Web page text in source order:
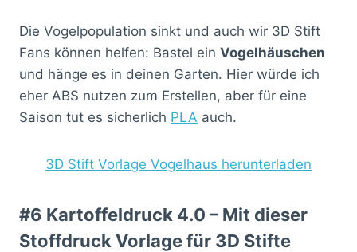
Die Vogelpopulation sinkt und auch wir 3D Stift
Fans können helfen: Bastel ein Vogelhäuschen
und hänge es in deinen Garten. Hier würde ich
eher ABS nutzen zum Erstellen, aber für eine
Saison tut es sicherlich PLA auch.
3D Stift Vorlage Vogelhaus herunterladen
#6 Kartoffeldruck 4.0 – Mit dieser
Stoffdruck Vorlage für 3D Stifte